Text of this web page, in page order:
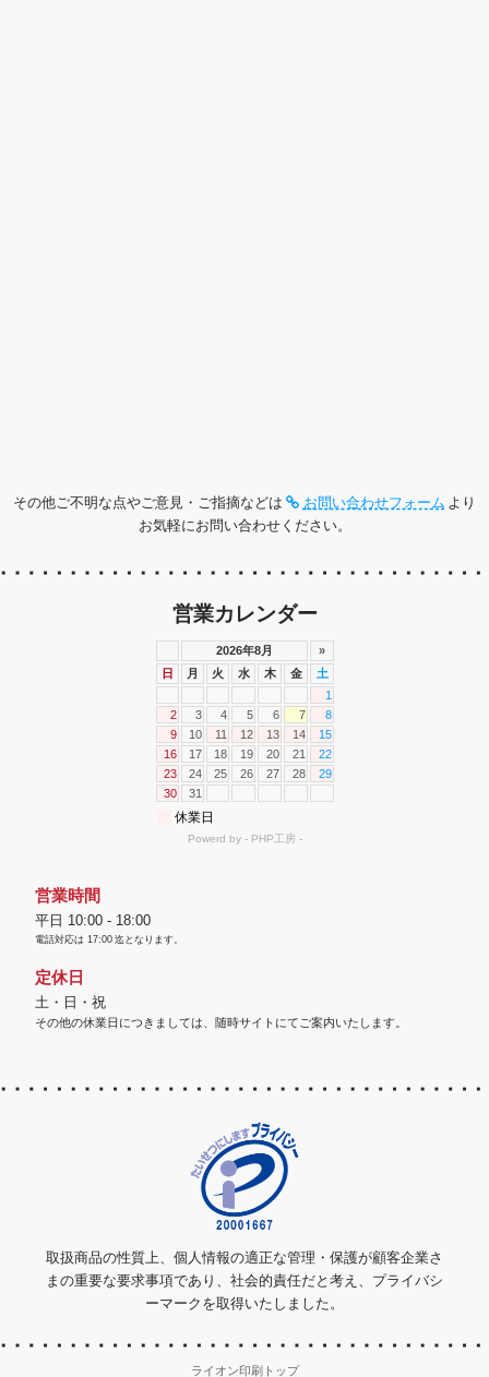
その他ご不明な点やご意見・ご指摘などは お問い合わせフォーム より
お気軽にお問い合わせください。
営業カレンダー
営業時間
平日 10:00 - 18:00
電話対応は 17:00 迄となります。
定休日
土・日・祝
その他の休業日につきましては、随時サイトにてご案内いたします。
取扱商品の性質上、個人情報の適正な管理・保護が顧客企業さ
まの重要な要求事項であり、社会的責任だと考え、プライバシ
ーマークを取得いたしました。
ライオン印刷トップ